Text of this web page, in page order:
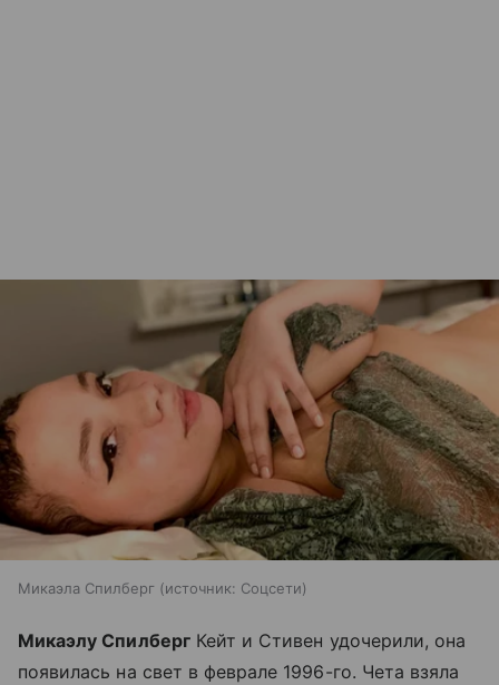
Микаэла Спилберг источник: Соцсети
Микаэлу СпилбергКейт и Стивен удочерили, она
появилась на свет в феврале 1996-го. Чета взяла